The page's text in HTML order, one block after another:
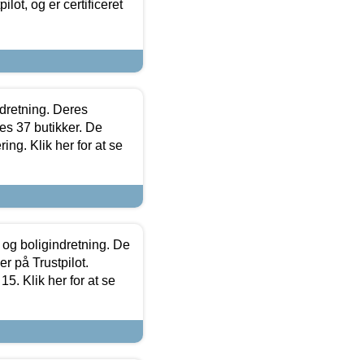
og er certificeret
Deres
37 butikker. De
Klik her for at se
boligindretning. De
på Trustpilot.
Klik her for at se